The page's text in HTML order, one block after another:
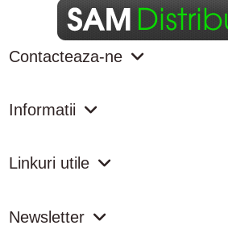
Contacteaza-ne
Informatii
Linkuri utile
Newsletter